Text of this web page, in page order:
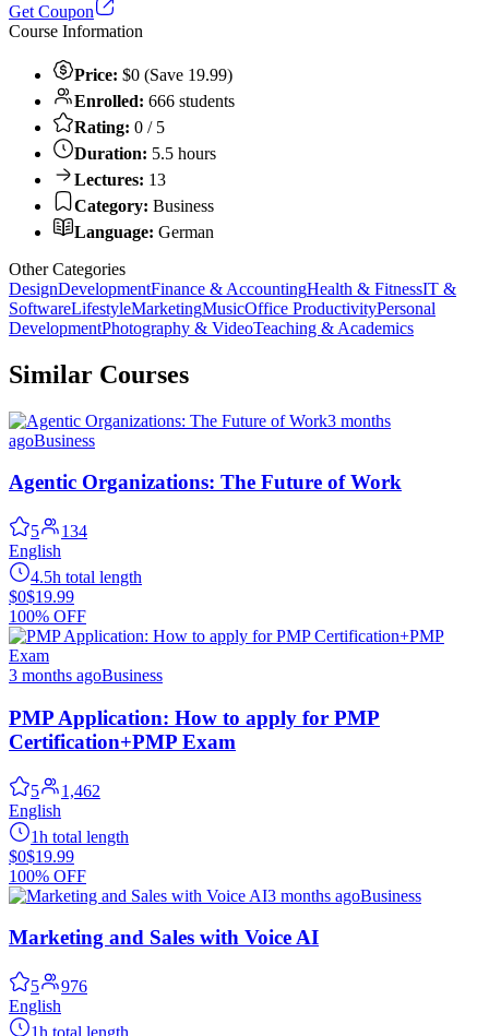
Get Coupon
Course Information
Price: $0 (Save 19.99)
Enrolled: 666 students
Rating: 0 / 5
Duration: 5.5 hours
Lectures: 13
Category: Business
Language: German
Other Categories
DesignDevelopmentFinance & AccountingHealth & FitnessIT &
SoftwareLifestyleMarketingMusicOffice ProductivityPersonal
DevelopmentPhotography & VideoTeaching & Academics
Similar Courses
3 months
agoBusiness
Agentic Organizations: The Future of Work
5
134
English
4.5h total length
$0$19.99
100% OFF
3 months agoBusiness
PMP Application: How to apply for PMP
Certification+PMP Exam
5
1,462
English
1h total length
$0$19.99
100% OFF
3 months agoBusiness
Marketing and Sales with Voice AI
5
976
English
1h total length